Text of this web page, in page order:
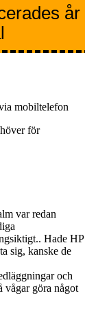
år